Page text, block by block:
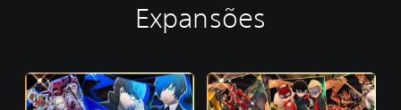
Expansões